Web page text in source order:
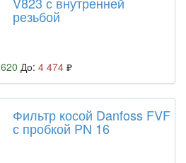
резьбой
620 До: 4 474
Фильтр косой Danfoss FVF
с пробкой PN 16